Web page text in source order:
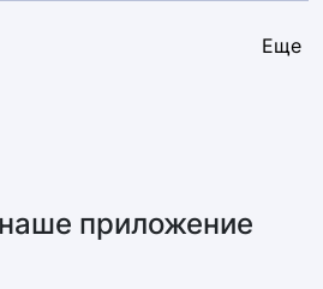
Еще
приложение